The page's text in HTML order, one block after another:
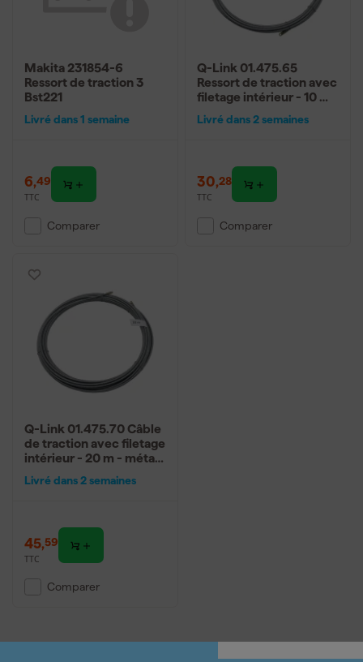
Makita 231854-6
Ressort de traction 3
Bst221
Livré dans 1 semaine
6,49
TTC
Comparer
Q-Link 01.475.65
Ressort de traction avec
filetage intérieur - 10 m -
Livré dans 2 semaines
30,28
TTC
Comparer
Q-Link 01.475.70 Câble
de traction avec filetage
intérieur - 20 m - métal -
Livré dans 2 semaines
45,59
TTC
Comparer